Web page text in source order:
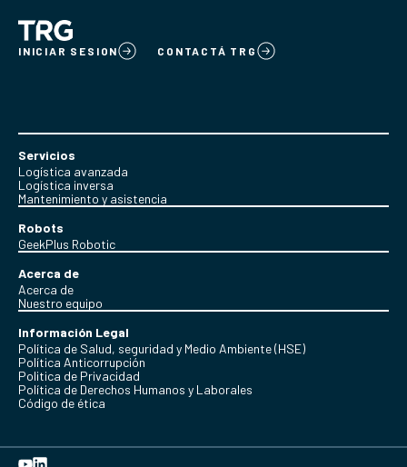
INICIAR SESION CONTACTÁ TRG
Servicios
Logística avanzada
Logística inversa
Mantenimiento y asistencia
Robots
GeekPlus Robotic
Acerca de
Acerca de
Nuestro equipo
Información Legal
Política de Salud, seguridad y Medio Ambiente (HSE)
Política Anticorrupción
Politica de Privacidad
Política de Derechos Humanos y Laborales
Código de ética